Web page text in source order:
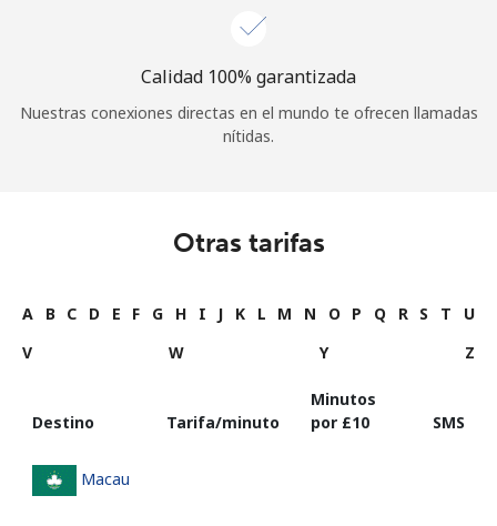
Calidad 100% garantizada
Nuestras conexiones directas en el mundo te ofrecen llamadas
nítidas.
Otras tarifas
A B C D E F G H I J K L M N O P Q R S T
U
V
W Y Z
Destino Tarifa/minuto
Minutos
por ⁦£10⁩
SMS
Macau